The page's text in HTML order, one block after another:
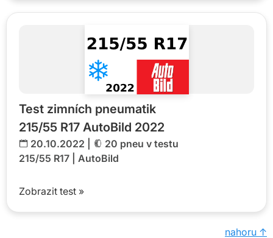
Test zimních pneumatik
215/55 R17 AutoBild 2022
20.10.2022 |
20 pneu v testu
215/55 R17
AutoBild
Zobrazit test »
nahoru ↑